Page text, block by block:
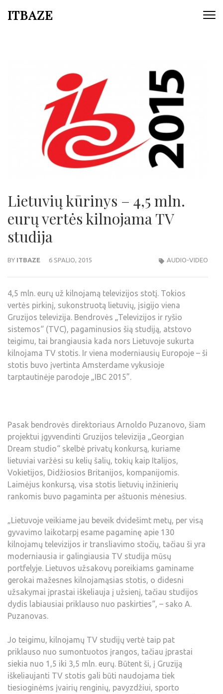
ITBAZE
Lietuvių kūrinys – 4,5 mln.
eurų vertės kilnojama TV
studija
BY ITBAZE 6 SPALIO, 2015 AUDIO-VIDEO
4,5 mln. eurų už kilnojamą televizijos stotį. Tokios
vertės pirkinį, sukonstruotą lietuvių, įsigijo viena
Gruzijos televizija. Bendrovės „Televizijos ir ryšio
sistemos“ (TVC), pagaminusios šią studiją, atstovo
teigimu, tai brangiausia kada nors Lietuvoje sukurta
kilnojama TV stotis. Ir viena moderniausių Europoje – ši
stotis buvo įvertinta Amsterdame vykusioje
tarptautinėje parodoje „IBC 2015”.
Pasak bendrovės direktoriaus Arnoldo Puzanovo, šiam
projektui įgyvendinti Gruzijos televizija „Georgian
Dream studio“ skelbė privatų konkursą, kuriame
lietuviai varžėsi su kelių šalių, tokių kaip Italijos,
Vokietijos, Didžiosios Britanijos, kompanijomis.
Laimėjus konkursą, visa stotis lietuvių inžinierių
rankomis buvo pagaminta per aštuonis mėnesius.
„Lietuvoje veikiame jau beveik dvidešimt metų, per visą
gyvavimo laikotarpį esame pagaminę apie 130
kilnojamų televizijos ir transliavimo stočių, tačiau ši yra
moderniausia ir galingiausia TV studija mūsų
portfelyje. Lietuvos užsakovų poreikiams gaminame
gerokai mažesnes kilnojamąsias stotis, o didesni
užsakymai įprastai iškeliauja į užsienį, tačiau studijos
dydis labiausiai priklauso nuo paskirties“, – sako A.
Puzanovas.
Jo teigimu, kilnojamų TV studijų vertė taip pat
priklauso nuo sumontuotos įrangos, tačiau įprastai
siekia nuo 1,5 iki 3,5 mln. eurų. Būtent ši, į Gruziją
iškeliaujanti TV stotis gali būti naudojama tiek
tiesioginėms įvairių renginių, pavyzdžiui, sporto